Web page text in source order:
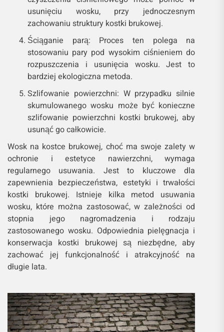
usunięciu wosku, przy jednoczesnym
zachowaniu struktury kostki brukowej.
Ściąganie parą: Proces ten polega na
stosowaniu pary pod wysokim ciśnieniem do
rozpuszczenia i usunięcia wosku. Jest to
bardziej ekologiczna metoda.
Szlifowanie powierzchni: W przypadku silnie
skumulowanego wosku może być konieczne
szlifowanie powierzchni kostki brukowej, aby
usunąć go całkowicie.
Wosk na kostce brukowej, choć ma swoje zalety w
ochronie i estetyce nawierzchni, wymaga
regularnego usuwania. Jest to kluczowe dla
zapewnienia bezpieczeństwa, estetyki i trwałości
kostki brukowej. Istnieje kilka metod usuwania
wosku, które można zastosować, w zależności od
stopnia jego nagromadzenia i rodzaju
zastosowanego wosku. Odpowiednia pielęgnacja i
konserwacja kostki brukowej są niezbędne, aby
zachować jej funkcjonalność i atrakcyjność na
długie lata.